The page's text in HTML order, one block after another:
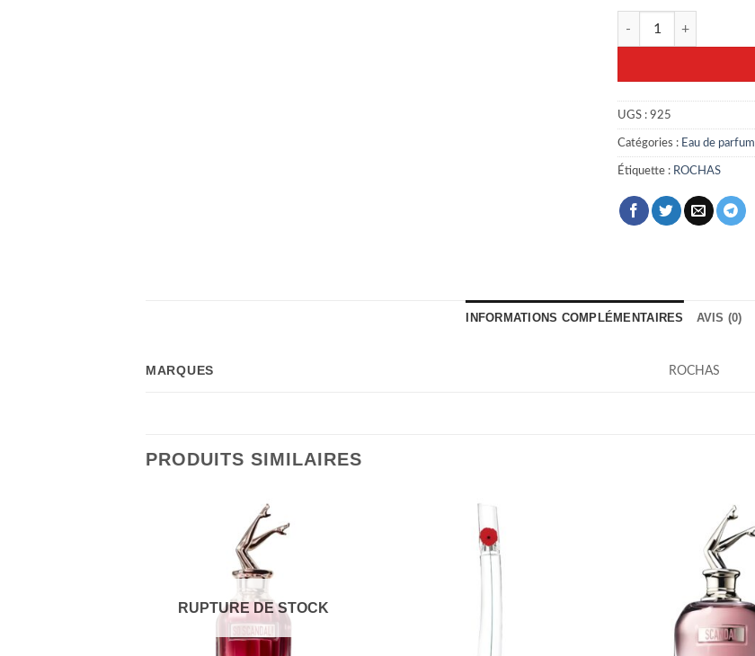
UGS : 925
Catégories : Eau de parfum
Étiquette : ROCHAS
INFORMATIONS COMPLÉMENTAIRES AVIS (0)
MARQUES ROCHAS
PRODUITS SIMILAIRES
RUPTURE DE STOCK